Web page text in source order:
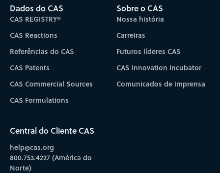
Dados do CAS
CAS REGISTRY®
CAS Reactions
Referências do CAS
CAS Patents
CAS Commercial Sources
CAS Formulations
Sobre o CAS
Nossa história
Carreiras
Futuros líderes CAS
CAS Innovation Incubator
Comunicados de imprensa
Central do Cliente CAS
help@cas.org
800.753.4227 (América do
Norte)